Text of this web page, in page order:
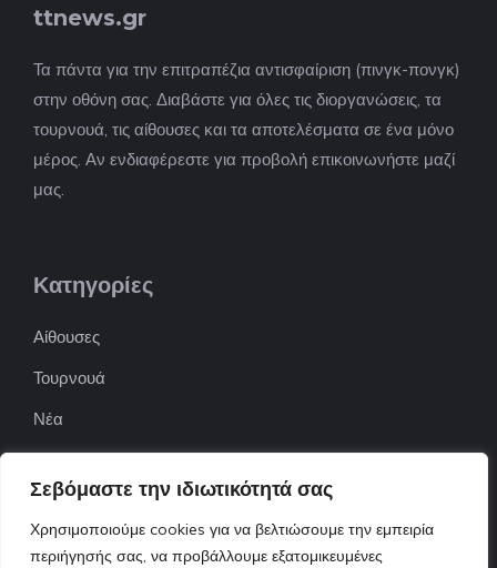
Σεβόμαστε την ιδιωτικότητά σας
Χρησιμοποιούμε cookies για να βελτιώσουμε την εμπειρία
περιήγησής σας, να προβάλλουμε εξατομικευμένες
ttnews.gr
Τα πάντα για την επιτραπέζια αντισφαίριση (πινγκ-πονγκ)
στην οθόνη σας. Διαβάστε για όλες τις διοργανώσεις, τα
τουρνουά, τις αίθουσες και τα αποτελέσματα σε ένα μόνο
μέρος. Αν ενδιαφέρεστε για προβολή επικοινωνήστε μαζί
μας.
Κατηγορίες
Αίθουσες
Τουρνουά
Νέα
Επιχειρήσεις
ΠΟΦΕΠΑ
ΕΦΟΕΠΑ